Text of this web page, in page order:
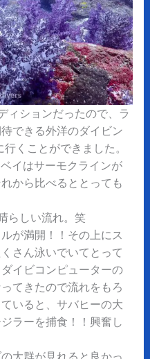
ィションだったので、ラ
できる外洋のダイビン
くことができました。
イはサーモクラインが
から比べるととっても
らしい流れ。笑
が満開！！その上にス
さん泳いでいてとって
イビコンピューターの
てきたので流れをもろ
いると、サバヒーの大
ラーを捕食！！興奮し
大群が見れると良かっ